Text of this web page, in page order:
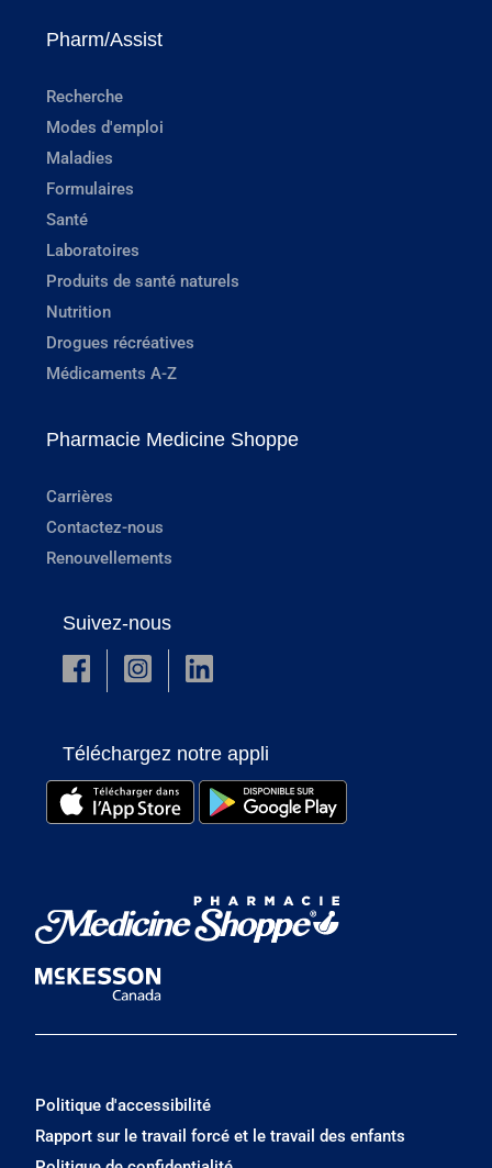
Pharm/Assist
Recherche
Modes d'emploi
Maladies
Formulaires
Santé
Laboratoires
Produits de santé naturels
Nutrition
Drogues récréatives
Médicaments A-Z
Pharmacie Medicine Shoppe
Carrières
Contactez-nous
Renouvellements
Suivez-nous
Téléchargez notre appli
Politique d'accessibilité
Rapport sur le travail forcé et le travail des enfants